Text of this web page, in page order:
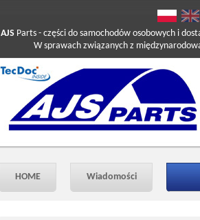
AJS Parts - części do samochodów osobowych i
W sprawach związanych z międzynarodową
HOME Wiadomości